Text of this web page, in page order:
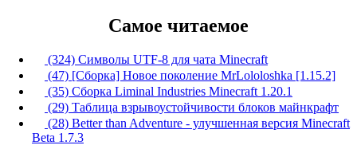
Самое читаемое
(324) Символы UTF-8 для чата Minecraft
(47) [Сборка] Новое поколение MrLololoshka [1.15.2]
(35) Сборка Liminal Industries Minecraft 1.20.1
(29) Таблица взрывоустойчивости блоков майнкрафт
(28) Better than Adventure - улучшенная версия Minecraft
Beta 1.7.3